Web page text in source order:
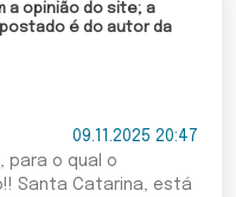
a opinião do site; a
é do autor da
09.11.2025 20:47
para o qual o
Santa Catarina, está